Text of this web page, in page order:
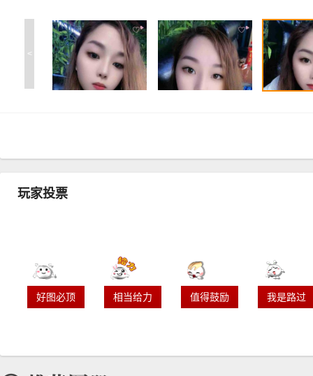
<
玩家投票
好图必顶 相当给力 值得鼓励 我是路过